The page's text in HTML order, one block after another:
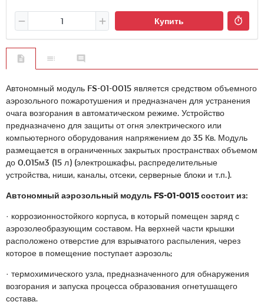
Купить
Автономный модуль FS-01-0015 является средством объемного
аэрозольного пожаротушения и предназначен для устранения
очага возгорания в автоматическом режиме. Устройство
предназначено для защиты от огня электрического или
компьютерного оборудования напряжением до 35 Кв. Модуль
размещается в ограниченных закрытых пространствах объемом
до 0,015м3 (15 л) (электрошкафы, распределительные
устройства, ниши, каналы, отсеки, серверные блоки и т.п.).
Автономный аэрозольный модуль FS-01-0015 состоит из:
· коррозионностойкого корпуса, в который помещен заряд с
аэрозолеобразующим составом. На верхней части крышки
расположено отверстие для взрывчатого распыления, через
которое в помещение поступает аэрозоль;
· термохимического узла, предназначенного для обнаружения
возгорания и запуска процесса образования огнетушащего
состава.